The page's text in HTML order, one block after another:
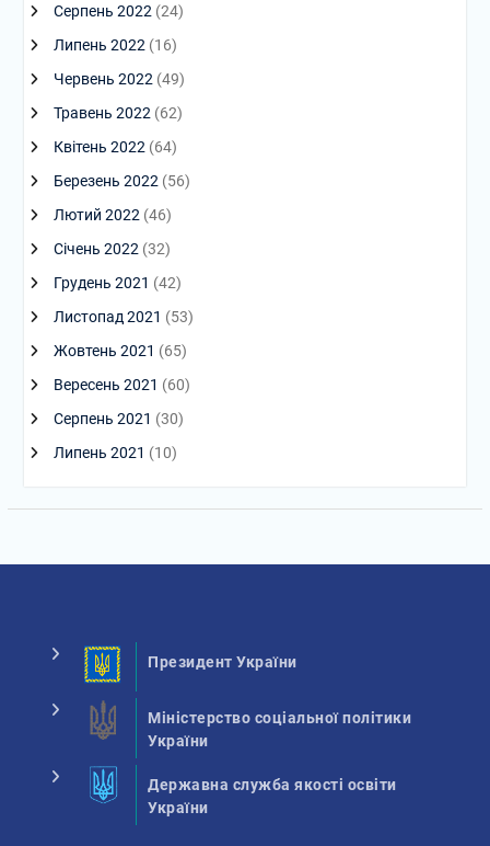
Серпень 2022 (24)
Липень 2022 (16)
Червень 2022 (49)
Травень 2022 (62)
Квітень 2022 (64)
Березень 2022 (56)
Лютий 2022 (46)
Січень 2022 (32)
Грудень 2021 (42)
Листопад 2021 (53)
Жовтень 2021 (65)
Вересень 2021 (60)
Серпень 2021 (30)
Липень 2021 (10)
Президент України
Міністерство соціальної політики
України
Державна служба якості освіти
України